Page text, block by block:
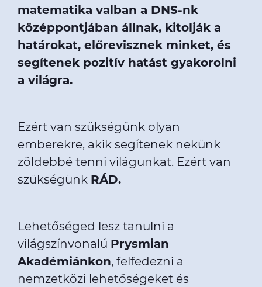
matematika valban a DNS-nk
középpontjában állnak, kitolják a
határokat, előrevisznek minket, és
segítenek pozitív hatást gyakorolni
a világra.
Ezért van szükségünk olyan
emberekre, akik segítenek nekünk
zöldebbé tenni világunkat. Ezért van
szükségünk RÁD.
Lehetőséged lesz tanulni a
világszínvonalú Prysmian
Akadémiánkon, felfedezni a
nemzetközi lehetőségeket és